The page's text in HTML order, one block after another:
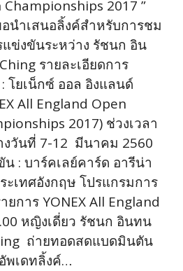
2017 ”
นำเสนอลิ้งค์สำหรับการชม
ข่งขันระหว่าง รัชนก อิน
รายละเอียดการ
โยเน็กซ์ ออล อิงแลนด์
All England Open
2017) ช่วงเวลา
งวันที่ 7-12 มีนาคม 2560
: บาร์คเลย์คาร์ด อารีน่า
ะเทศอังกฤษ โปรแกรมการ
การ YONEX All England
หญิงเดี่ยว รัชนก อินทน
ถ่ายทอดสดแบดมินตัน
พเดทลิ้งค์…